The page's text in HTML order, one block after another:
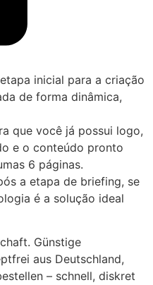
inicial para a criação
de forma dinâmica,
que você já possui logo,
e o conteúdo pronto
6 páginas.
a etapa de briefing, se
é a solução ideal
Günstige
aus Deutschland,
– schnell, diskret